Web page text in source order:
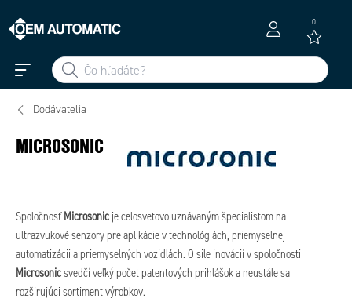
0
Dodávatelia
MICROSONIC
SpoločnosťMicrosonic je celosvetovo uznávaným špecialistom na
ultrazvukové senzory pre aplikácie v technológiách, priemyselnej
automatizácii a priemyselných vozidlách. O sile inovácií v spoločnosti
Microsonicsvedčí veľký počet patentových prihlášok a neustále sa
rozširujúci sortiment výrobkov.